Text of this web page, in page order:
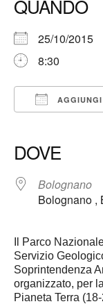
QUANDO
25/10/2015
8:30
DOVE
Bolognano
Bolognano ,
Il Parco
Servizio
Soprintendenza
organizzato, per
Pianeta Terra